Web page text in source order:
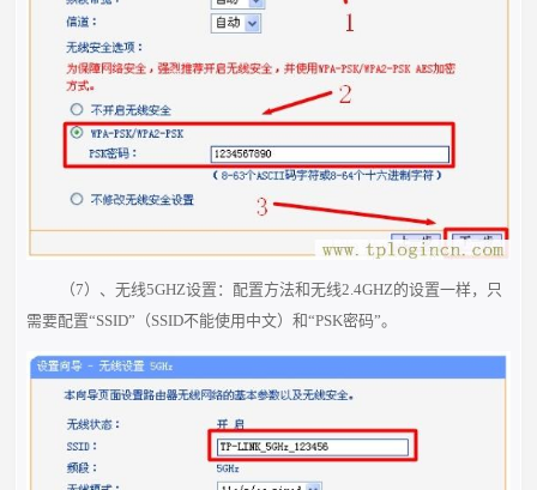
（7）、无线5GHZ设置：配置方法和无线2.4GHZ的设置一样，只
需要配置“SSID”（SSID不能使用中文）和“PSK密码”。